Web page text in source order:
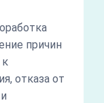
причин
отказа от